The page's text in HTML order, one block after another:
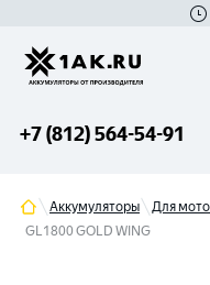
+7 (812) 564-54-91
Аккумуляторы Для
GL1800 GOLD WING
Гатчина